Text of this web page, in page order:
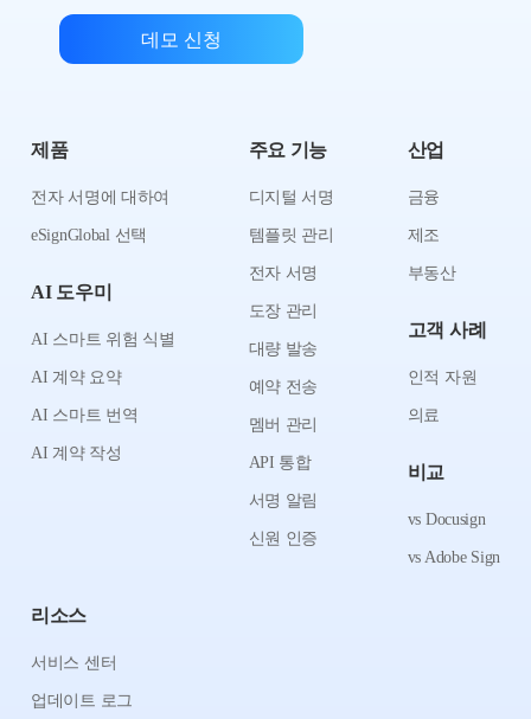
데모 신청
제품
전자 서명에 대하여
eSignGlobal 선택
AI 도우미
AI 스마트 위험 식별
AI 계약 요약
AI 스마트 번역
AI 계약 작성
주요 기능
디지털 서명
템플릿 관리
전자 서명
도장 관리
대량 발송
예약 전송
멤버 관리
API 통합
서명 알림
신원 인증
산업
금융
제조
부동산
고객 사례
인적 자원
의료
비교
vs Docusign
vs Adobe Sign
리소스
서비스 센터
업데이트 로그